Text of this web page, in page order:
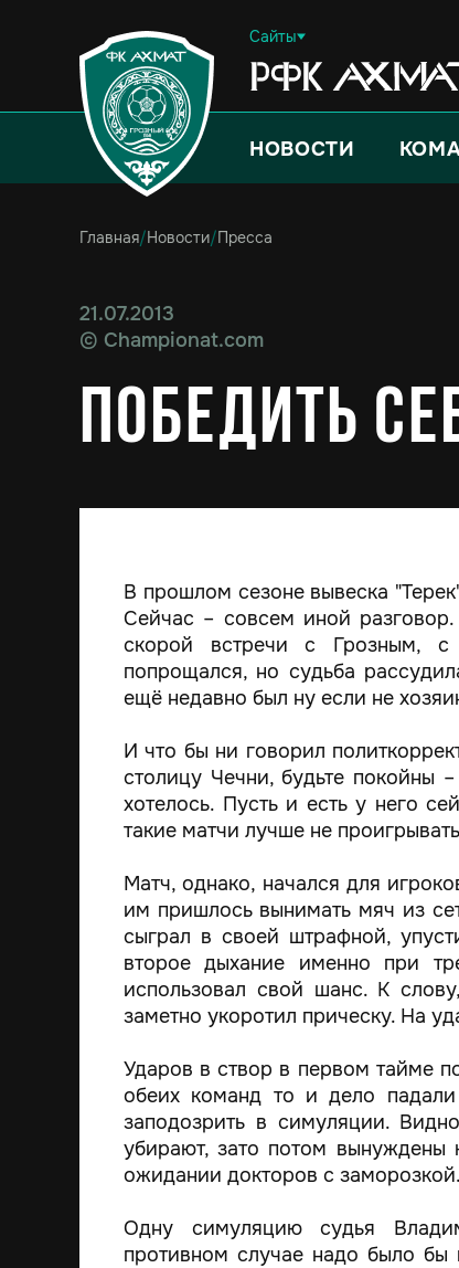
Сайты
НОВОСТИ
Главная/Новости/Пресса
21.07.2013
© Championat.com
Победить
В прошлом сезоне вывеска
Сейчас – совсем иной
скорой встречи с Грозным,
попрощался, но судьба
ещё недавно был ну если не
И что бы ни говорил
столицу Чечни, будьте покойны
хотелось. Пусть и есть у него
такие матчи лучше не
Матч, однако, начался для
им пришлось вынимать мяч из
сыграл в своей штрафной,
второе дыхание именно при
использовал свой шанс. К
заметно укоротил прическу. На
Ударов в створ в первом тайме
обеих команд то и дело
заподозрить в симуляции.
убирают, зато потом вынуждены
ожидании докторов с заморозкой.
Одну симуляцию судья
противном случае надо было бы